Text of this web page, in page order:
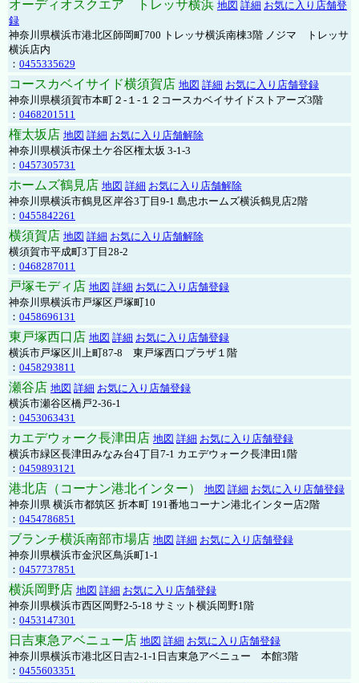
オーディオスクエア トレッサ横浜 地図 詳細 お気に入り店舗登
録
神奈川県横浜市港北区師岡町700 トレッサ横浜南棟3階 ノジマ トレッサ
横浜店内
： 0455335629
コースカベイサイド横須賀店 地図 詳細 お気に入り店舗登録
神奈川県横須賀市本町２-１-１２コースカベイサイドストアーズ3階
： 0468201511
権太坂店 地図 詳細 お気に入り店舗解除
神奈川県横浜市保土ケ谷区権太坂 3-1-3
： 0457305731
ホームズ鶴見店 地図 詳細 お気に入り店舗解除
神奈川県横浜市鶴見区岸谷3丁目9-1 島忠ホームズ横浜鶴見店2階
： 0455842261
横須賀店 地図 詳細 お気に入り店舗解除
横須賀市平成町3丁目28-2
： 0468287011
戸塚モディ店 地図 詳細 お気に入り店舗登録
神奈川県横浜市戸塚区戸塚町10
： 0458696131
東戸塚西口店 地図 詳細 お気に入り店舗登録
横浜市戸塚区川上町87-8 東戸塚西口プラザ１階
： 0458293811
瀬谷店 地図 詳細 お気に入り店舗登録
横浜市瀬谷区橋戸2-36-1
： 0453063431
カエデウォーク長津田店 地図 詳細 お気に入り店舗登録
横浜市緑区長津田みなみ台4丁目7-1 カエデウォーク長津田1階
： 0459893121
港北店（コーナン港北インター） 地図 詳細 お気に入り店舗登録
神奈川県 横浜市都筑区 折本町 191番地コーナン港北インター店2階
： 0454786851
ブランチ横浜南部市場店 地図 詳細 お気に入り店舗登録
神奈川県横浜市金沢区鳥浜町1-1
： 0457737851
横浜岡野店 地図 詳細 お気に入り店舗登録
神奈川県横浜市西区岡野2-5-18 サミット横浜岡野1階
： 0453147301
日吉東急アベニュー店 地図 詳細 お気に入り店舗登録
神奈川県横浜市港北区日吉2-1-1日吉東急アベニュー 本館3階
： 0455603351